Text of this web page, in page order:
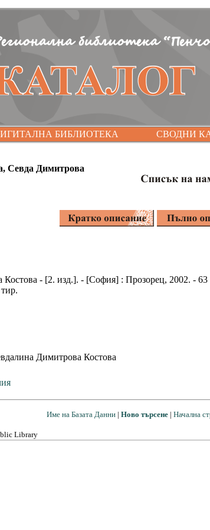
БИБЛИОТЕКА СВОДНИ
Севда Димитрова
Костова - [2. изд.]. - [София] : Прозорец, 2002. - 63
Димитрова Костова
Име на Базата Данни| Ново търсене| Начална
Library